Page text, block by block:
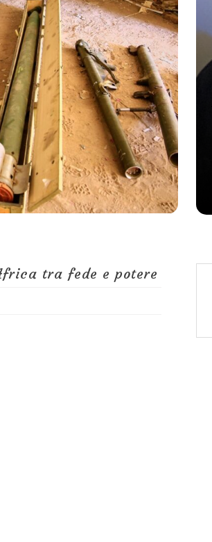
tra fede e potere
categoria
il giorno dopo. Sbai:
sottovalutare la
2026 0